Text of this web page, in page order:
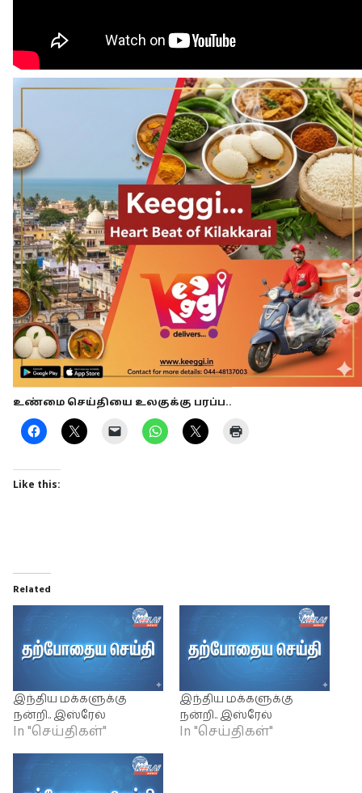
உண்மை செய்தியை உலகுக்கு பரப்ப..
Like this:
Related
இந்திய மக்களுக்கு
நன்றி.. இஸ்ரேல்
In "செய்திகள்"
இந்திய மக்களுக்கு
நன்றி.. இஸ்ரேல்
In "செய்திகள்"